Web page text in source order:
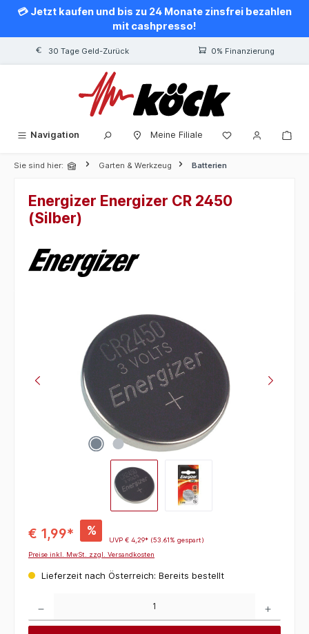
springen
💳 Jetzt kaufen und bis zu 24 Monate zinsfrei bezahlen
mit cashpresso!
30 Tage Geld-Zurück 0% Finanzierung
Navigation Meine Filiale
Sie sind hier: Garten & Werkzeug Batterien
Energizer Energizer CR 2450
(Silber)
€ 1,99* %
UVP € 4,29* (53.61% gespart)
Preise inkl. MwSt. zzgl. Versandkosten
Lieferzeit nach Österreich: Bereits bestellt